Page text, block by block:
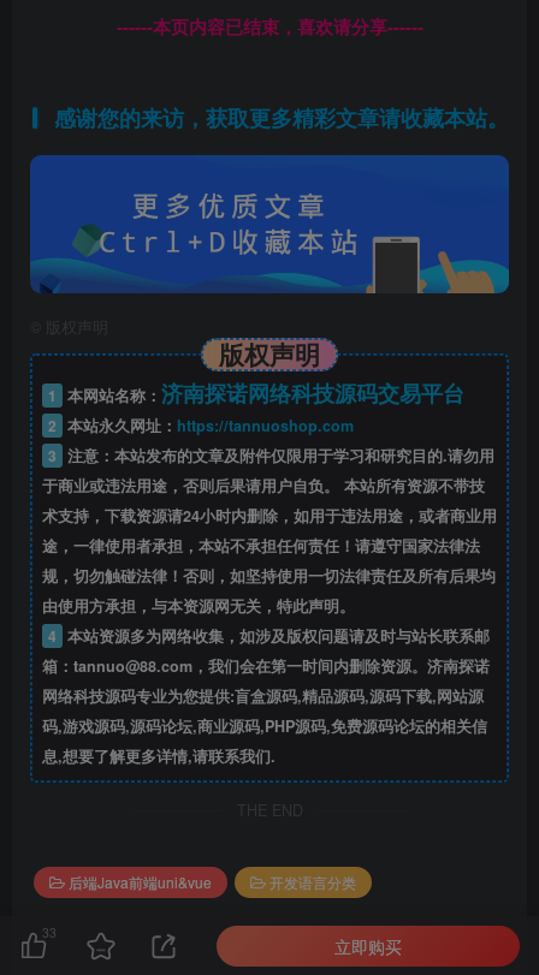
------本页内容已结束，喜欢请分享------
感谢您的来访，获取更多精彩文章请收藏本站。
版权声明
版权声明
1 本网站名称： 济南探诺网络科技源码交易平台
2 本站永久网址： https://tannuoshop.com
3 注意：本站发布的文章及附件仅限用于学习和研究目的.请勿用
于商业或违法用途，否则后果请用户自负。 本站所有资源不带技
术支持，下载资源请24小时内删除，如用于违法用途，或者商业用
途，一律使用者承担，本站不承担任何责任！请遵守国家法律法
规，切勿触碰法律！否则，如坚持使用一切法律责任及所有后果均
由使用方承担，与本资源网无关，特此声明。
4 本站资源多为网络收集，如涉及版权问题请及时与站长联系邮
箱：tannuo@88.com，我们会在第一时间内删除资源。济南探诺
网络科技源码专业为您提供:盲盒源码,精品源码,源码下载,网站源
码,游戏源码,源码论坛,商业源码,PHP源码,免费源码论坛的相关信
息,想要了解更多详情,请联系我们.
THE END
后端Java前端uni&vue 开发语言分类
喜欢就支持一下吧
33
立即购买